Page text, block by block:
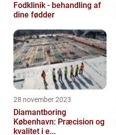
Fodklinik - behandling af
dine fødder
28 november 2023
Diamantboring
København: Præcision og
kvalitet i e...